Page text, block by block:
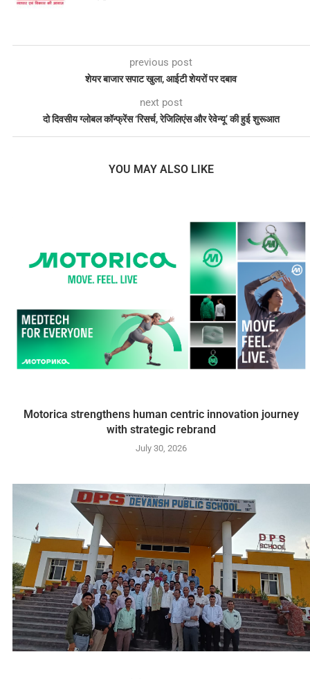
previous post
शेयर बाजार सपाट खुला, आईटी शेयरों पर दबाव
next post
दो दिवसीय ग्लोबल कॉन्फ्रेंस ‘रिसर्च, रेजिलिएंस और रेवेन्यू’ की हुई शुरूआत
YOU MAY ALSO LIKE
Motorica strengthens human centric innovation journey
with strategic rebrand
July 30, 2026